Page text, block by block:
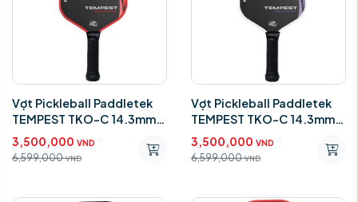
Vợt Pickleball Paddletek
TEMPEST TKO-C 14.3mm
3,500,000 VND
6,599,000 VND
Vợt Pickleball Paddletek
TEMPEST TKO-C 14.3mm
Purple Aurora Standar
3,500,000 VND
6,599,000 VND